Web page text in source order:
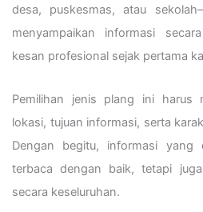
desa, puskesmas, atau
menyampaikan informasi
kesan profesional sejak pertama
Pemilihan jenis plang ini harus
lokasi, tujuan informasi, serta
Dengan begitu, informasi yang
terbaca dengan baik, tetapi
secara keseluruhan.